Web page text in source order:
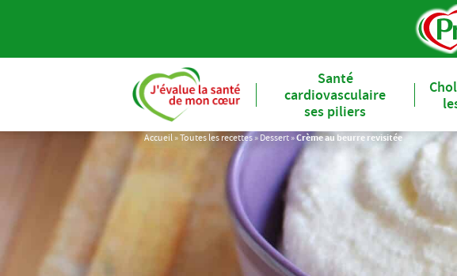
Santé
cardiovasculaire
ses piliers
Accueil »Toutes les recettes » Dessert »Crème au beurre revisitée